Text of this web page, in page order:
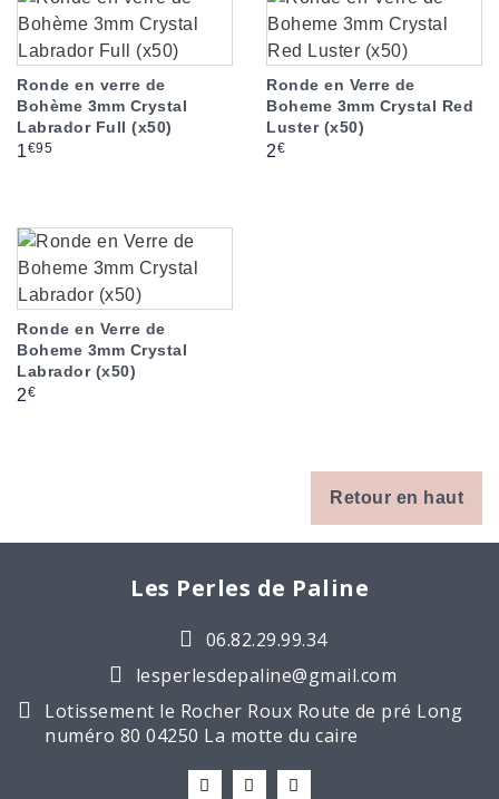
Ronde en verre de
Bohème 3mm Crystal
Labrador Full (x50)
Prix
1€95
Ronde en Verre de
Boheme 3mm Crystal Red
Luster (x50)
Prix
2€
Ronde en Verre de
Boheme 3mm Crystal
Labrador (x50)
Prix
2€
Retour en haut
Les Perles de Paline
06.82.29.99.34
lesperlesdepaline@gmail.com
Lotissement le Rocher Roux Route de pré Long
numéro 80 04250 La motte du caire